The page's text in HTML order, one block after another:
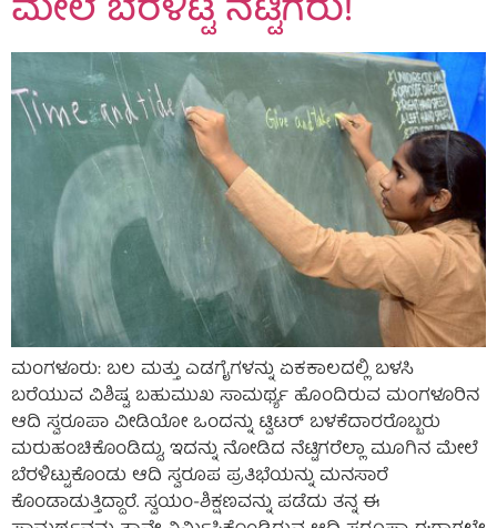
ಮೇಲೆ ಬೆರಳಿಟ್ಟ ನೆಟ್ಟಿಗರು!
ಮಂಗಳೂರು: ಬಲ ಮತ್ತು ಎಡಗೈಗಳನ್ನು ಏಕಕಾಲದಲ್ಲಿ ಬಳಸಿ
ಬರೆಯುವ ವಿಶಿಷ್ಟ ಬಹುಮುಖ ಸಾಮರ್ಥ್ಯ ಹೊಂದಿರುವ ಮಂಗಳೂರಿನ
ಆದಿ ಸ್ವರೂಪಾ ವೀಡಿಯೋ ಒಂದನ್ನು ಟ್ವಿಟರ್ ಬಳಕೆದಾರರೊಬ್ಬರು
ಮರುಹಂಚಿಕೊಂಡಿದ್ದು, ಇದನ್ನು ನೋಡಿದ ನೆಟ್ಟಿಗರೆಲ್ಲಾ ಮೂಗಿನ ಮೇಲೆ
ಬೆರಳಿಟ್ಟುಕೊಂಡು ಆದಿ ಸ್ವರೂಪ ಪ್ರತಿಭೆಯನ್ನು ಮನಸಾರೆ
ಕೊಂಡಾಡುತ್ತಿದ್ದಾರೆ. ಸ್ವಯಂ-ಶಿಕ್ಷಣವನ್ನು ಪಡೆದು ತನ್ನ ಈ